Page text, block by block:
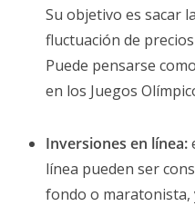
Su objetivo es sacar
fluctuación de
Puede pensarse
en los Juegos
Inversiones en línea:
línea pueden ser
fondo o maratonista,